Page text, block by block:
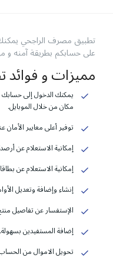
تطبيق مصرف الراجحي
على حسابكم بطريقة آمنه
مميزات و
يمكنك الدخول إلى
مكان من خلال الموبايل.
توفير أعلى معايير
إمكانية الاستعلام عن
إمكانية الاستعلام عن
إنشاء وإضافة وتعديل
الإستفسار عن تفاصيل
إضافة المستفيدين بسهولة.
تحويل الاموال من